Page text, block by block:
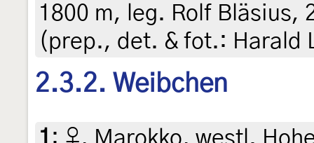
1800 m, leg. Rolf Bläsius,
(prep., det. & fot.: Harald
2.3.2. Weibchen
1 : ♀, Marokko, westl.